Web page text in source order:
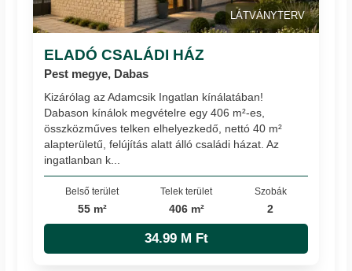
LÁTVÁNYTERV
ELADÓ CSALÁDI HÁZ
Pest megye, Dabas
Kizárólag az Adamcsik Ingatlan kínálatában!
Dabason kínálok megvételre egy 406 m²-es,
összközműves telken elhelyezkedő, nettó 40 m²
alapterületű, felújítás alatt álló családi házat. Az
ingatlanban k...
Belső terület
55 m²
Telek terület
406 m²
Szobák
2
34.99 M Ft